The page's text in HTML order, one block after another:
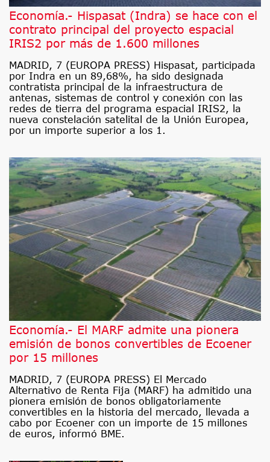
Economía.- Hispasat (Indra) se hace con el
contrato principal del proyecto espacial
IRIS2 por más de 1.600 millones
MADRID, 7 (EUROPA PRESS) Hispasat, participada
por Indra en un 89,68%, ha sido designada
contratista principal de la infraestructura de
antenas, sistemas de control y conexión con las
redes de tierra del programa espacial IRIS2, la
nueva constelación satelital de la Unión Europea,
por un importe superior a los 1.
Economía.- El MARF admite una pionera
emisión de bonos convertibles de Ecoener
por 15 millones
MADRID, 7 (EUROPA PRESS) El Mercado
Alternativo de Renta Fija (MARF) ha admitido una
pionera emisión de bonos obligatoriamente
convertibles en la historia del mercado, llevada a
cabo por Ecoener con un importe de 15 millones
de euros, informó BME.